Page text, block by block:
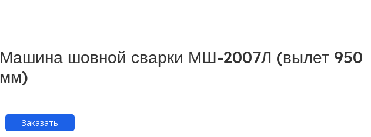
Машина шовной сварки МШ-2007Л (вылет 950
мм)
Заказать